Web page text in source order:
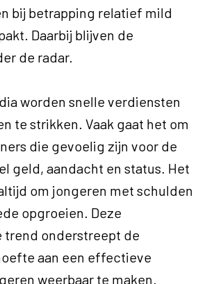
bij betrapping relatief mild
Daarbij blijven de
de radar.
worden snelle verdiensten
te strikken. Vaak gaat het om
die gevoelig zijn voor de
geld, aandacht en status. Het
om jongeren met schulden
opgroeien. Deze
trend onderstreept de
aan een effectieve
weerbaar te maken.